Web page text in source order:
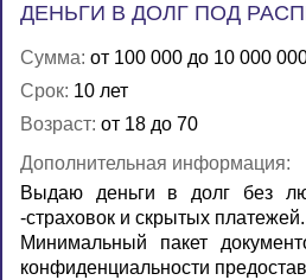
ДЕНЬГИ В ДОЛГ ПОД
Сумма: от 100 000 до 10 000
Срок: 10 лет
Возраст: от 18 до 70
Дополнительная информация:
Выдаю деньги в долг без
-страховок и скрытых платежей.
Минимальный пакет
конфиденциальности